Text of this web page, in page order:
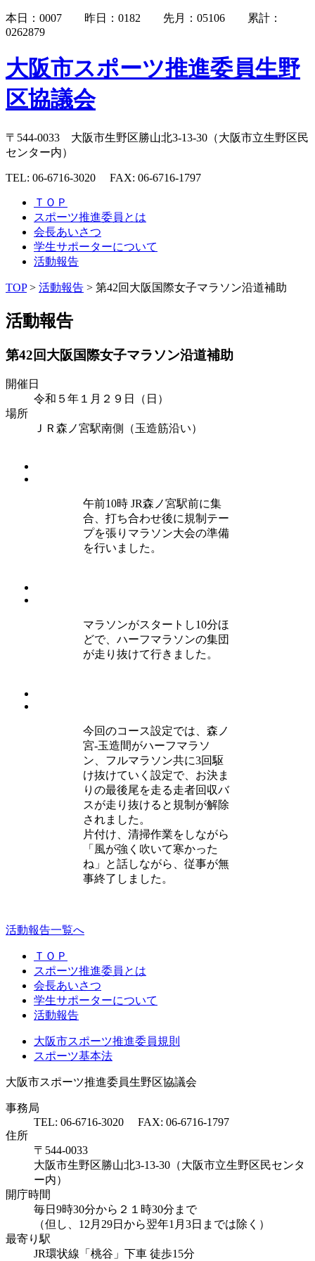
本日：0007 昨日：0182 先月：05106 累計：
0262879
大阪市スポーツ推進委員生野
区協議会
〒544-0033 大阪市生野区勝山北3-13-30（大阪市立生野区民
センター内）
TEL: 06-6716-3020 FAX: 06-6716-1797
ＴＯＰ
スポーツ推進委員とは
会長あいさつ
学生サポーターについて
活動報告
TOP> 活動報告 > 第42回大阪国際女子マラソン沿道補助
活動報告
第42回大阪国際女子マラソン沿道補助
開催日
令和５年１月２９日（日）
場所
ＪＲ森ノ宮駅南側（玉造筋沿い）
午前10時 JR森ノ宮駅前に集
合、打ち合わせ後に規制テー
プを張りマラソン大会の準備
を行いました。
マラソンがスタートし10分ほ
どで、ハーフマラソンの集団
が走り抜けて行きました。
今回のコース設定では、森ノ
宮-玉造間がハーフマラソ
ン、フルマラソン共に3回駆
け抜けていく設定で、お決ま
りの最後尾を走る走者回収バ
スが走り抜けると規制が解除
されました。
片付け、清掃作業をしながら
「風が強く吹いて寒かった
ね」と話しながら、従事が無
事終了しました。
活動報告一覧へ
ＴＯＰ
スポーツ推進委員とは
会長あいさつ
学生サポーターについて
活動報告
大阪市スポーツ推進委員規則
スポーツ基本法
大阪市スポーツ推進委員生野区協議会
事務局
TEL: 06-6716-3020 FAX: 06-6716-1797
住所
〒544-0033
大阪市生野区勝山北3-13-30（大阪市立生野区民センタ
ー内）
開庁時間
毎日9時30分から２１時30分まで
（但し、12月29日から翌年1月3日までは除く）
最寄り駅
JR環状線「桃谷」下車 徒歩15分